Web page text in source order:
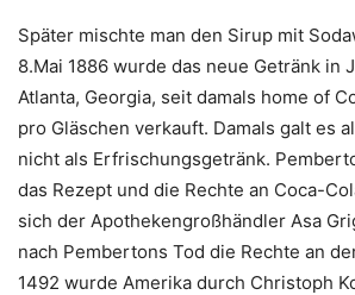
Später mischte man den Sirup mit
8.Mai 1886 wurde das neue Getränk in
Atlanta, Georgia, seit damals home of
pro Gläschen verkauft. Damals galt es
nicht als Erfrischungsgetränk.
das Rezept und die Rechte an Coca-
sich der Apothekengroßhändler Asa
nach Pembertons Tod die Rechte an der
1492 wurde Amerika durch Christoph